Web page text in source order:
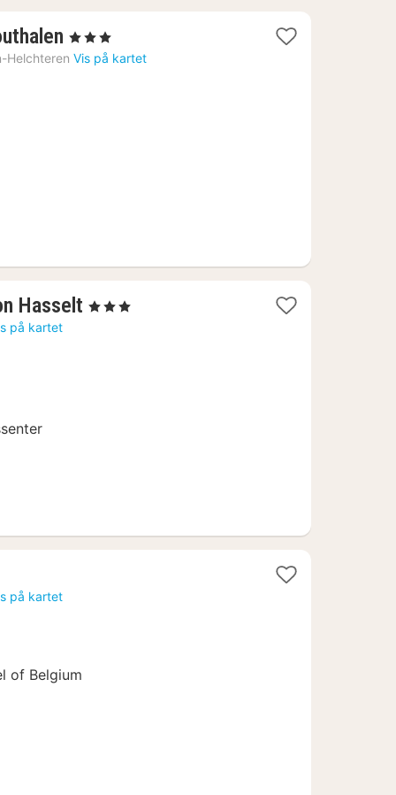
1
natt
, 3 Stjerner
Helchteren Vis på kartet
Hasselt 1
, 3 Stjerner
på kartet
på kartet
of Belgium